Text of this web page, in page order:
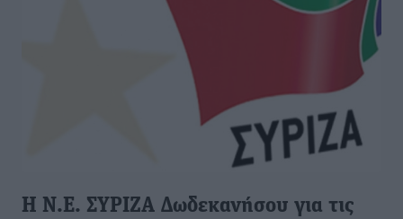
Η Ν.Ε. ΣΥΡΙΖΑ Δωδεκανήσου για τις